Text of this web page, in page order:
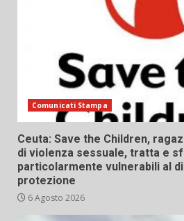
Comunicati Stampa
Ceuta: Save the Children,
di violenza sessuale, tratta e
particolarmente vulnerabili al
protezione
6 Agosto 2026